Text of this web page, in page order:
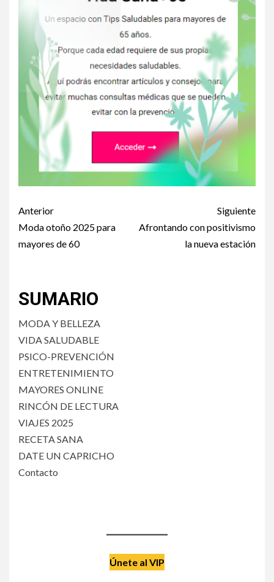
Post
navigation
Anterior
Moda otoño 2025 para
mayores de 60
Siguiente
Afrontando con positivismo
la nueva estación
SUMARIO
MODA Y BELLEZA
VIDA SALUDABLE
PSICO-PREVENCIÓN
ENTRETENIMIENTO
MAYORES ONLINE
RINCÓN DE LECTURA
VIAJES 2025
RECETA SANA
DATE UN CAPRICHO
Contacto
Únete al VIP